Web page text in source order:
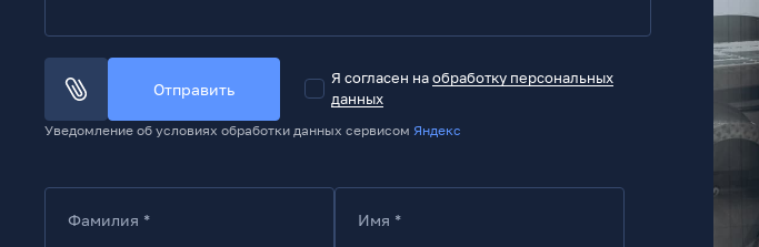
Отправить
Я согласен наобработку персональных
данных
Уведомление об условиях обработки данных сервисом Яндекс
Фамилия * Имя *